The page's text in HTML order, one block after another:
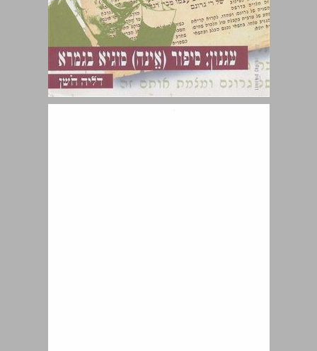
עגנון: סיפור (אינה) סוגיא בגמרא ... 0